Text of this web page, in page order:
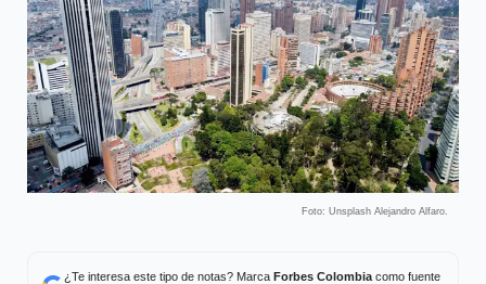
Foto: Unsplash Alejandro Alfaro.
¿Te interesa este tipo de notas? Marca Forbes Colombiacomo fuente